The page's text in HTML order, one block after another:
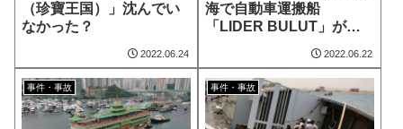
（珍寶王国）」沈んでい
なかった？
2022.06.24
海で自動車運搬船
「LIDER BULUT」が座
2022.06.22
事件・事故 事件・事故